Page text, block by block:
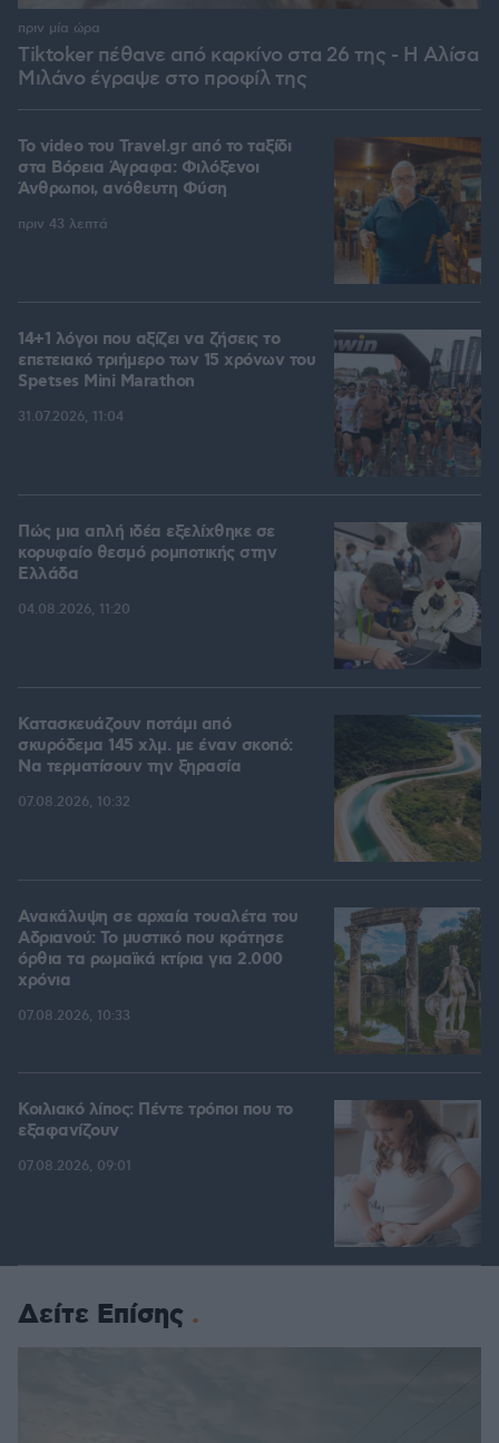
Tiktoker πέθανε από καρκίνο στα 26 της - Η Αλίσα
Μιλάνο έγραψε στο προφίλ της
πριν μία ώρα
To video του Travel.gr από το ταξίδι
στα Βόρεια Άγραφα: Φιλόξενοι
Άνθρωποι, ανόθευτη Φύση
πριν 43 λεπτά
14+1 λόγοι που αξίζει να ζήσεις το
επετειακό τριήμερο των 15 χρόνων του
Spetses Mini Marathon
31.07.2026, 11:04
Πώς μια απλή ιδέα εξελίχθηκε σε
κορυφαίο θεσμό ρομποτικής στην
Ελλάδα
04.08.2026, 11:20
Κατασκευάζουν ποτάμι από
σκυρόδεμα 145 χλμ. με έναν σκοπό:
Να τερματίσουν την ξηρασία
07.08.2026, 10:32
Ανακάλυψη σε αρχαία τουαλέτα του
Αδριανού: Το μυστικό που κράτησε
όρθια τα ρωμαϊκά κτίρια για 2.000
χρόνια
07.08.2026, 10:33
Κοιλιακό λίπος: Πέντε τρόποι που το
εξαφανίζουν
07.08.2026, 09:01
Δείτε Επίσης